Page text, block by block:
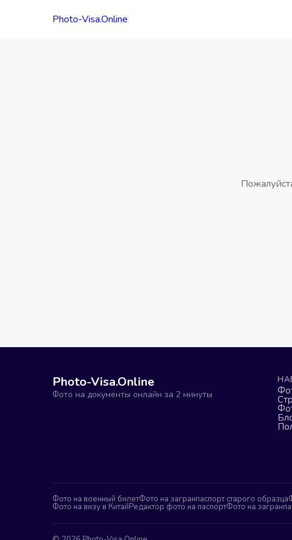
Photo-Visa.Online
Photo-Visa.Online
Фото на документы онлайн за 2 минуты
Фото на военный билетФото на загранпаспорт старого образца
Фото на визу в КитайРедактор фото на паспортФото на